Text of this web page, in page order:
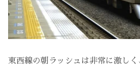
東西線の朝ラッシュは非常に激しく